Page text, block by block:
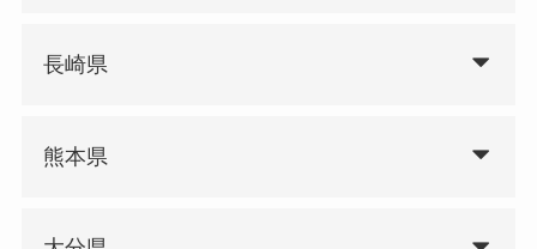
長崎県
熊本県